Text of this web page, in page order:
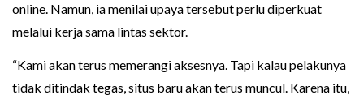
online. Namun, ia menilai upaya tersebut perlu diperkuat
melalui kerja sama lintas sektor.
“Kami akan terus memerangi aksesnya. Tapi kalau pelakunya
tidak ditindak tegas, situs baru akan terus muncul. Karena itu,